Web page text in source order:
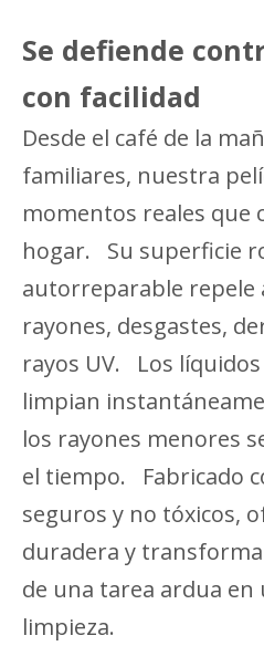
Se defiende
con facilidad
Desde el café de la
familiares, nuestra
momentos reales que
hogar. Su superficie
autorreparable repele
rayones, desgastes,
rayos UV. Los
limpian
los rayones menores
el tiempo. Fabricado
seguros y no tóxicos,
duradera y
de una tarea ardua en
limpieza.